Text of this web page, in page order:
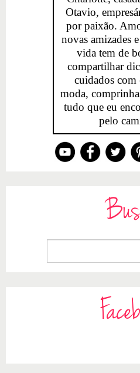
Otavio,
por paixão.
novas amizades
vida tem de
compartilhar
cuidados com
moda,
tudo que eu
pelo